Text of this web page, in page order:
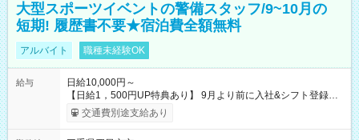
大型スポーツイベントの警備スタッフ/9~10月の
短期! 履歴書不要★宿泊費全額無料
アルバイト 職種未経験OK
給与
日給10,000円～
【日給1，500円UP特典あり】 9月より前に入社&シフト登録す
ると 期間中(9/16~10/23) の日給がUP! 日給1万1500円でしっか
り稼げます♪ 【試用期間】試用期間なし
交通費別途支給あり